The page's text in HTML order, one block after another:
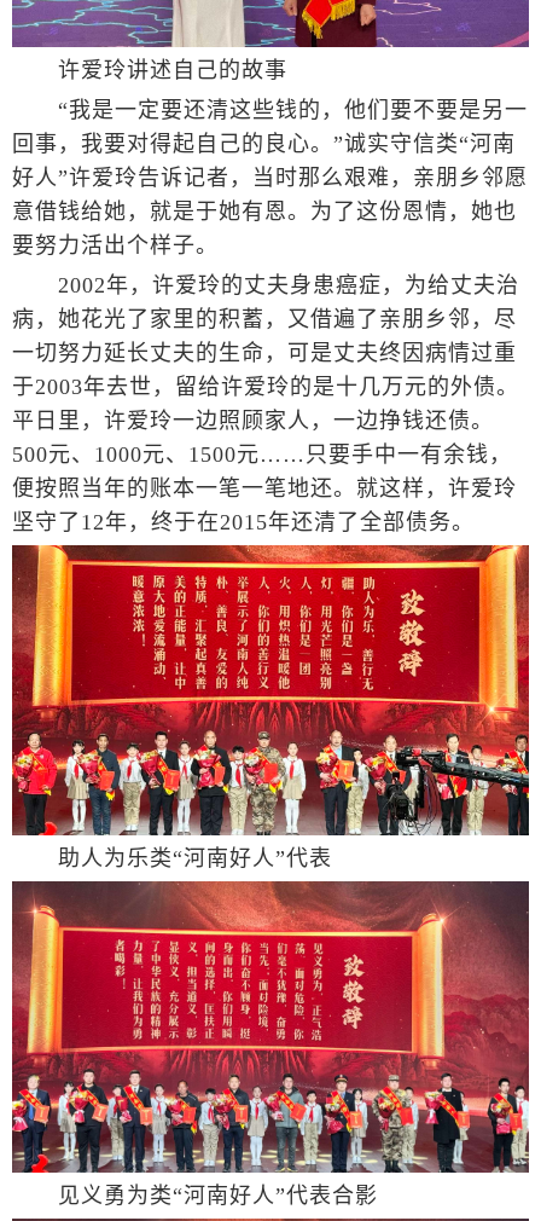
许爱玲讲述自己的故事
“我是一定要还清这些钱的，他们要不要是另一
回事，我要对得起自己的良心。”诚实守信类“河南
好人”许爱玲告诉记者，当时那么艰难，亲朋乡邻愿
意借钱给她，就是于她有恩。为了这份恩情，她也
要努力活出个样子。
2002年，许爱玲的丈夫身患癌症，为给丈夫治
病，她花光了家里的积蓄，又借遍了亲朋乡邻，尽
一切努力延长丈夫的生命，可是丈夫终因病情过重
于2003年去世，留给许爱玲的是十几万元的外债。
平日里，许爱玲一边照顾家人，一边挣钱还债。
500元、1000元、1500元……只要手中一有余钱，
便按照当年的账本一笔一笔地还。就这样，许爱玲
坚守了12年，终于在2015年还清了全部债务。
助人为乐类“河南好人”代表
见义勇为类“河南好人”代表合影